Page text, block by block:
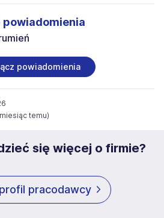
aplikacyjnych (w tym
przyszłych rekrutacji. Zgoda jest
procedury można zapoznać się w
powiadomienia
powiadomienia
temu)
się więcej o firmie?
pracodawcy